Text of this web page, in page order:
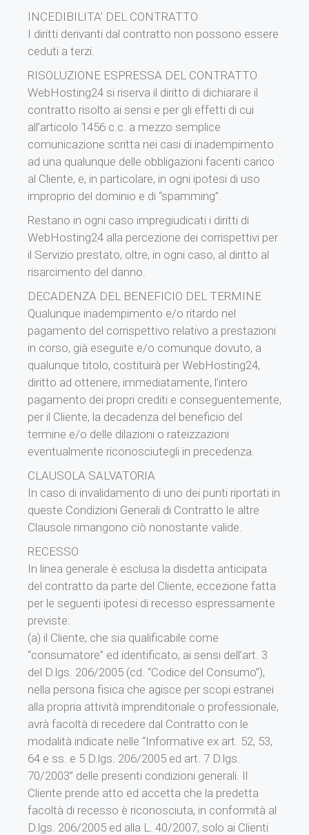
INCEDIBILITA’ DEL CONTRATTO
I diritti derivanti dal contratto non possono essere
ceduti a terzi.
RISOLUZIONE ESPRESSA DEL CONTRATTO
WebHosting24 si riserva il diritto di dichiarare il
contratto risolto ai sensi e per gli effetti di cui
all’articolo 1456 c.c. a mezzo semplice
comunicazione scritta nei casi di inadempimento
ad una qualunque delle obbligazioni facenti carico
al Cliente, e, in particolare, in ogni ipotesi di uso
improprio del dominio e di “spamming”.
Restano in ogni caso impregiudicati i diritti di
WebHosting24 alla percezione dei corrispettivi per
il Servizio prestato, oltre, in ogni caso, al diritto al
risarcimento del danno.
DECADENZA DEL BENEFICIO DEL TERMINE
Qualunque inadempimento e/o ritardo nel
pagamento del corrispettivo relativo a prestazioni
in corso, già eseguite e/o comunque dovuto, a
qualunque titolo, costituirà per WebHosting24,
diritto ad ottenere, immediatamente, l’intero
pagamento dei propri crediti e conseguentemente,
per il Cliente, la decadenza del beneficio del
termine e/o delle dilazioni o rateizzazioni
eventualmente riconosciutegli in precedenza.
CLAUSOLA SALVATORIA
In caso di invalidamento di uno dei punti riportati in
queste Condizioni Generali di Contratto le altre
Clausole rimangono ciò nonostante valide.
RECESSO
In linea generale è esclusa la disdetta anticipata
del contratto da parte del Cliente, eccezione fatta
per le seguenti ipotesi di recesso espressamente
previste:
(a) il Cliente, che sia qualificabile come
“consumatore” ed identificato, ai sensi dell’art. 3
del D.lgs. 206/2005 (cd. “Codice del Consumo”),
nella persona fisica che agisce per scopi estranei
alla propria attività imprenditoriale o professionale,
avrà facoltà di recedere dal Contratto con le
modalità indicate nelle “Informative ex art. 52, 53,
64 e ss. e 5 D.lgs. 206/2005 ed art. 7 D.lgs.
70/2003” delle presenti condizioni generali. Il
Cliente prende atto ed accetta che la predetta
facoltà di recesso è riconosciuta, in conformità al
D.lgs. 206/2005 ed alla L. 40/2007, solo ai Clienti